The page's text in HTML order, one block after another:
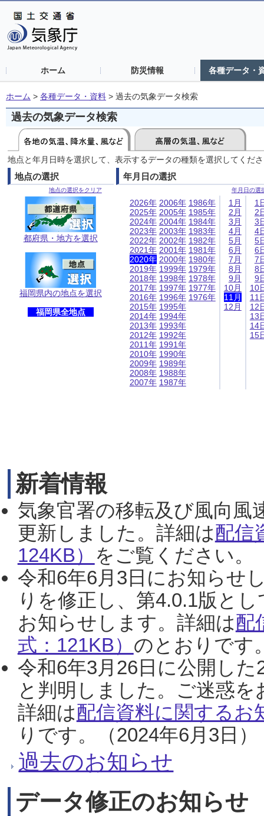
ホーム 防災情報 各種データ・
ホーム > 各種データ・資料 > 過去の気象データ検索
過去の気象データ検索
地点と年月日時を選択して、表示するデータの種類を選択してくだ
地点の選択
地点の選択をクリア
都府県・地方を選択
福岡県内の地点を選択
福岡県全地点
年月日の選択
年月日の選
2026年
2025年
2024年
2023年
2022年
2021年
2020年
2019年
2018年
2017年
2016年
2015年
2014年
2013年
2012年
2011年
2010年
2009年
2008年
2007年
2006年
2005年
2004年
2003年
2002年
2001年
2000年
1999年
1998年
1997年
1996年
1995年
1994年
1993年
1992年
1991年
1990年
1989年
1988年
1987年
1986年
1985年
1984年
1983年
1982年
1981年
1980年
1979年
1978年
1977年
1976年
1月
2月
3月
4月
5月
6月
7月
8月
9月
10月
11月
12月
1
2
3
4
5
6
7
8
9
10
11
12
13
14
15
新着情報
気象官署の移転及び風向風
更新しました。詳細は配信
124KB） をご覧ください。
令和6年6月3日にお知らせ
りを修正し、第4.0.1版と
お知らせします。詳細は配
式：121KB） のとおりです
令和6年3月26日に公開し
と判明しました。ご迷惑
詳細は配信資料に関するお
りです。（2024年6月3日）
過去のお知らせ
データ修正のお知らせ